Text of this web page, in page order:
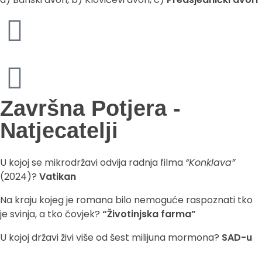
Završna Potjera -
Natjecatelji
U kojoj se mikrodržavi odvija radnja filma “Konklava”
(2024)? Vatikan
Na kraju kojeg je romana bilo nemoguće raspoznati tko
je svinja, a tko čovjek? “Životinjska farma”
U kojoj državi živi više od šest milijuna mormona? SAD-u